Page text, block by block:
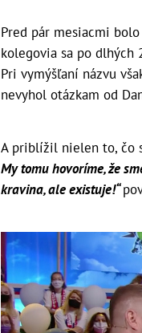
Pred pár mesiacmi
kolegovia sa po
Pri vymýšľaní názvu
nevyhol otázkam od
A priblížil nielen to, čo
My tomu hovoríme, že
kravina, ale existuje!“